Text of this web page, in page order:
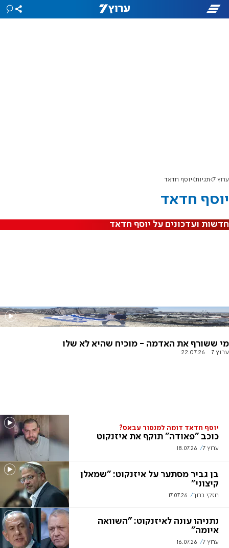
ערוץ 7 תגיות יוסף חדאד
יוסף חדאד
חדשות ועדכונים על יוסף חדאד
מי ששורף את האדמה - מוכיח שהיא לא שלו
ערוץ 7 22.07.26
יוסף חדאד דומה למנסור עבאס?
כוכב "פאודה" תוקף את איזנקוט
ערוץ 7 18.07.26
בן גביר מסתער על איזנקוט: "שמאלן
קיצוני"
חזקי ברוך 17.07.26
נתניהו עונה לאיזנקוט: "השוואה
איומה"
ערוץ 7 16.07.26